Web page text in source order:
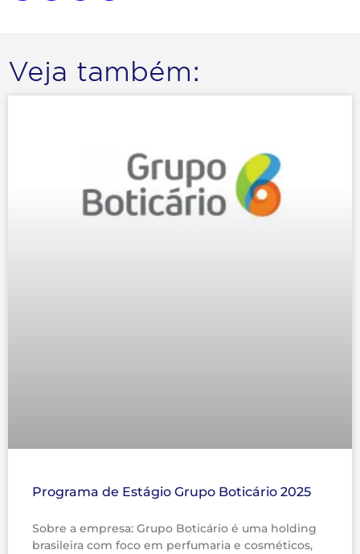
Veja também:
Programa de Estágio Grupo Boticário 2025
Sobre a empresa: Grupo Boticário é uma holding
brasileira com foco em perfumaria e cosméticos,